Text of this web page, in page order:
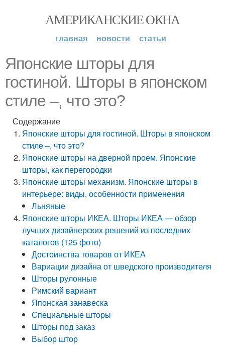
АМЕРИКАНСКИЕ ОКНА
главная новости статьи
Японские шторы для
гостиной. Шторы в японском
стиле –, что это?
Содержание
Японские шторы для гостиной. Шторы в японском
стиле –, что это?
Японские шторы на дверной проем. Японские
шторы, как перегородки
Японские шторы механизм. Японские шторы в
интерьере: виды, особенности применения
Льняные
Японские шторы ИКЕА. Шторы ИКЕА — обзор
лучших дизайнерских решений из последних
каталогов (125 фото)
Достоинства товаров от ИКЕА
Вариации дизайна от шведского производителя
Шторы рулонные
Римский вариант
Японская занавеска
Специальные шторы
Шторы под заказ
Выбор штор